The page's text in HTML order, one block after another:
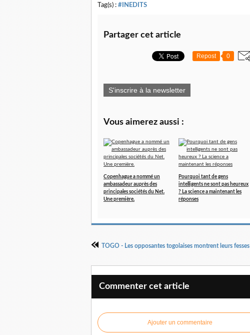
Tag(s) : #INEDITS
Partager cet article
Repost 0
S'inscrire à la newsletter
Vous aimerez aussi :
Copenhague a nommé un
ambassadeur auprès des
principales sociétés du Net.
Une première.
Pourquoi tant de gens
intelligents ne sont pas heureux
? La science a maintenant les
réponses
Commenter cet article
Ajouter un commentaire